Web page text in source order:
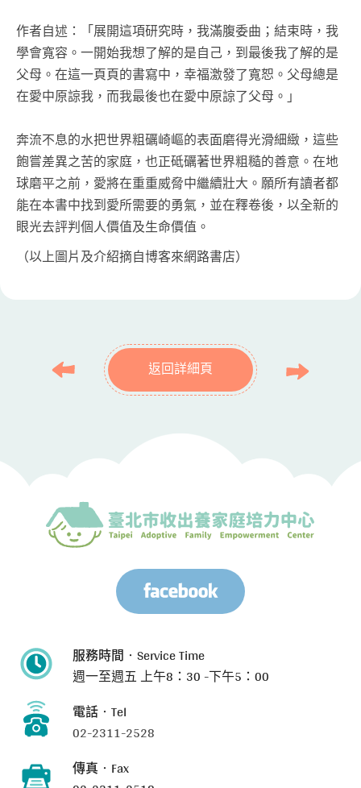
作者自述：「展開這項研究時，我滿腹委曲；結束時，我
學會寬容。一開始我想了解的是自己，到最後我了解的是
父母。在這一頁頁的書寫中，幸福激發了寬恕。父母總是
在愛中原諒我，而我最後也在愛中原諒了父母。」
奔流不息的水把世界粗礪崎嶇的表面磨得光滑細緻，這些
飽嘗差異之苦的家庭，也正砥礪著世界粗糙的善意。在地
球磨平之前，愛將在重重威脅中繼續壯大。願所有讀者都
能在本書中找到愛所需要的勇氣，並在釋卷後，以全新的
眼光去評判個人價值及生命價值。
（以上圖片及介紹摘自博客來網路書店）
返回詳細頁
服務時間‧Service Time
週一至週五上午8：30 -下午5：00
電話‧Tel
02-2311-2528
傳真‧Fax